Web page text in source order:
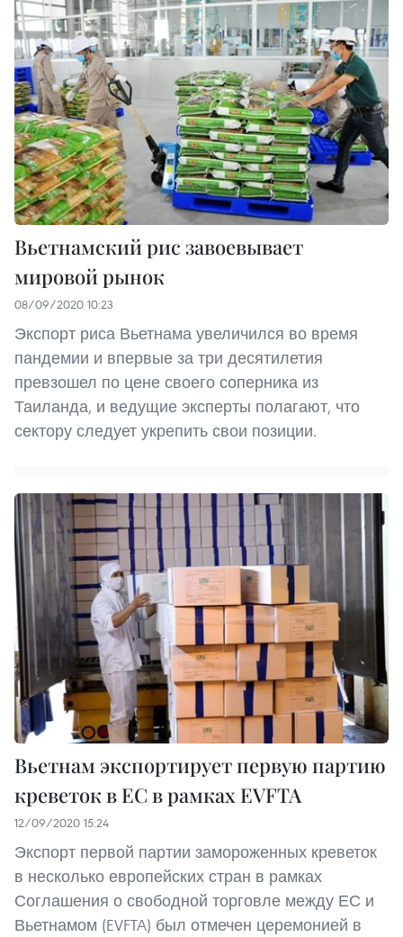
Вьетнамский рис завоевывает
мировой рынок
08/09/2020 10:23
Экспорт риса Вьетнама увеличился во время
пандемии и впервые за три десятилетия
превзошел по цене своего соперника из
Таиланда, и ведущие эксперты полагают, что
сектору следует укрепить свои позиции.
Вьетнам экспортирует первую партию
креветок в ЕС в рамках EVFTA
12/09/2020 15:24
Экспорт первой партии замороженных креветок
в несколько европейских стран в рамках
Соглашения о свободной торговле между ЕС и
Вьетнамом (EVFTA) был отмечен церемонией в